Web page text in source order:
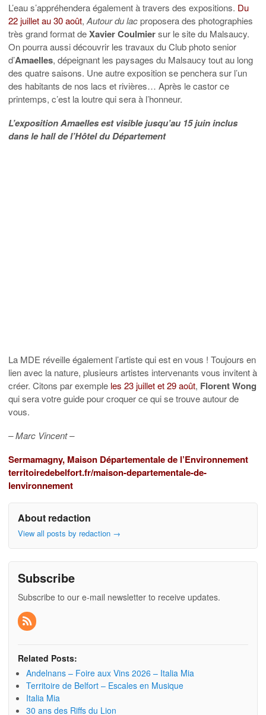
L’eau s’appréhendera également à travers des expositions. Du
22 juillet au 30 août, Autour du lacproposera des photographies
très grand format deXavier Coulmiersur le site du Malsaucy.
On pourra aussi découvrir les travaux du Club photo senior
d’Amaelles, dépeignant les paysages du Malsaucy tout au long
des quatre saisons. Une autre exposition se penchera sur l’un
des habitants de nos lacs et rivières… Après le castor ce
printemps, c’est la loutre qui sera à l’honneur.
L’exposition Amaelles est visible jusqu’au 15 juin inclus
dans le hall de l’Hôtel du Département
La MDE réveille également l’artiste qui est en vous ! Toujours en
lien avec la nature, plusieurs artistes intervenants vous invitent à
créer. Citons par exemple les 23 juillet et 29 août, Florent Wong
qui sera votre guide pour croquer ce qui se trouve autour de
vous.
– Marc Vincent –
Sermamagny, Maison Départementale de l’Environnement
territoiredebelfort.fr/maison-departementale-de-
lenvironnement
About redaction
View all posts by redaction →
Subscribe
Subscribe to our e-mail newsletter to receive updates.
Related Posts:
Andelnans – Foire aux Vins 2026 – Italia Mia
Territoire de Belfort – Escales en Musique
Italia Mia
30 ans des Riffs du Lion